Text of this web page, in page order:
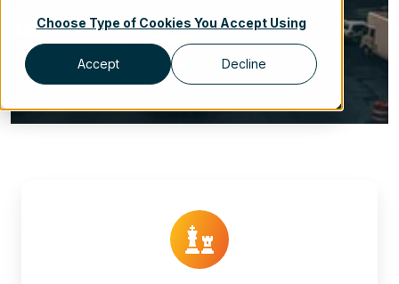
Choose Type of Cookies You Accept Using
Accept Decline
20-nov-2025 11:48:23